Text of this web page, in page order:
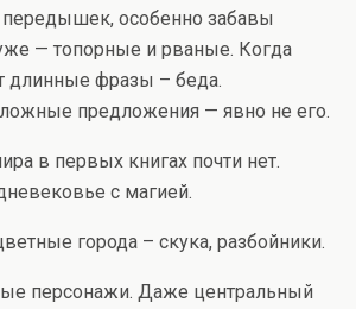
особенно забавы
— топорные и рваные. Когда
длинные фразы – беда.
предложения — явно не его.
в первых книгах почти нет.
с магией.
города – скука, разбойники.
персонажи. Даже центральный